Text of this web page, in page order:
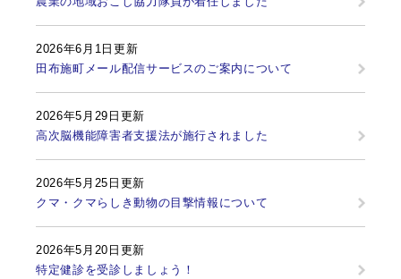
2026年6月1日更新
田布施町メール配信サービスのご案内について
2026年5月29日更新
高次脳機能障害者支援法が施行されました
2026年5月25日更新
クマ・クマらしき動物の目撃情報について
2026年5月20日更新
特定健診を受診しましょう！